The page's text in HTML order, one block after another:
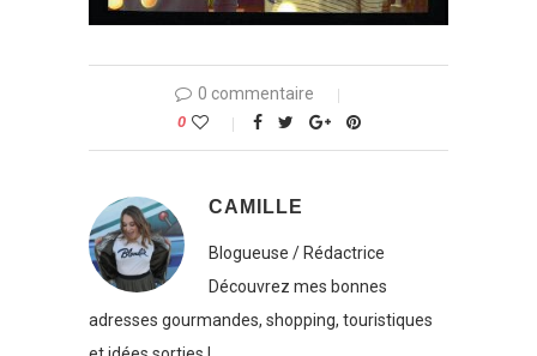
0 commentaire
0
CAMILLE
Blogueuse / Rédactrice
Découvrez mes bonnes
adresses gourmandes, shopping, touristiques